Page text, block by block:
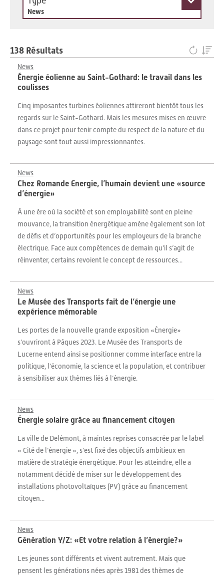
News
138 Résultats
News
Énergie éolienne au Saint-Gothard: le travail dans les
coulisses
Cinq imposantes turbines éoliennes attireront bientôt tous les
regards sur le Saint-Gothard. Mais les mesures mises en œuvre
dans ce projet pour tenir compte du respect de la nature et du
paysage sont tout aussi impressionnantes.
News
Chez Romande Energie, l’humain devient une «source
d’énergie»
À une ère où la société et son employabilité sont en pleine
mouvance, la transition énergétique amène également son lot
de défis et d’opportunités pour les employeurs de la branche
électrique. Face aux compétences de demain qu’il s’agit de
réinventer, certains revoient le concept de ressources...
News
Le Musée des Transports fait de l’énergie une
expérience mémorable
Les portes de la nouvelle grande exposition «Énergie»
s’ouvriront à Pâques 2023. Le Musée des Transports de
Lucerne entend ainsi se positionner comme interface entre la
politique, l’économie, la science et la population, et contribuer
à sensibiliser aux thèmes liés à l’énergie.
News
Énergie solaire grâce au financement citoyen
La ville de Delémont, à maintes reprises consacrée par le label
« Cité de l’énergie », s’est fixé des objectifs ambitieux en
matière de stratégie énergétique. Pour les atteindre, elle a
notamment décidé de miser sur le développement des
installations photovoltaïques (PV) grâce au financement
citoyen...
News
Génération Y/Z: «Et votre relation à l’énergie?»
Les jeunes sont différents et vivent autrement. Mais que
pensent les générations nées après 1981 des thèmes de